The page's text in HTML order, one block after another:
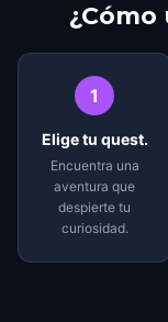
1
Elige tu quest.
Encuentra una
aventura que
despierte tu
curiosidad.